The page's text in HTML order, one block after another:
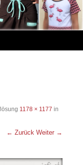
1178 × 1177 in
← Zurück Weiter →